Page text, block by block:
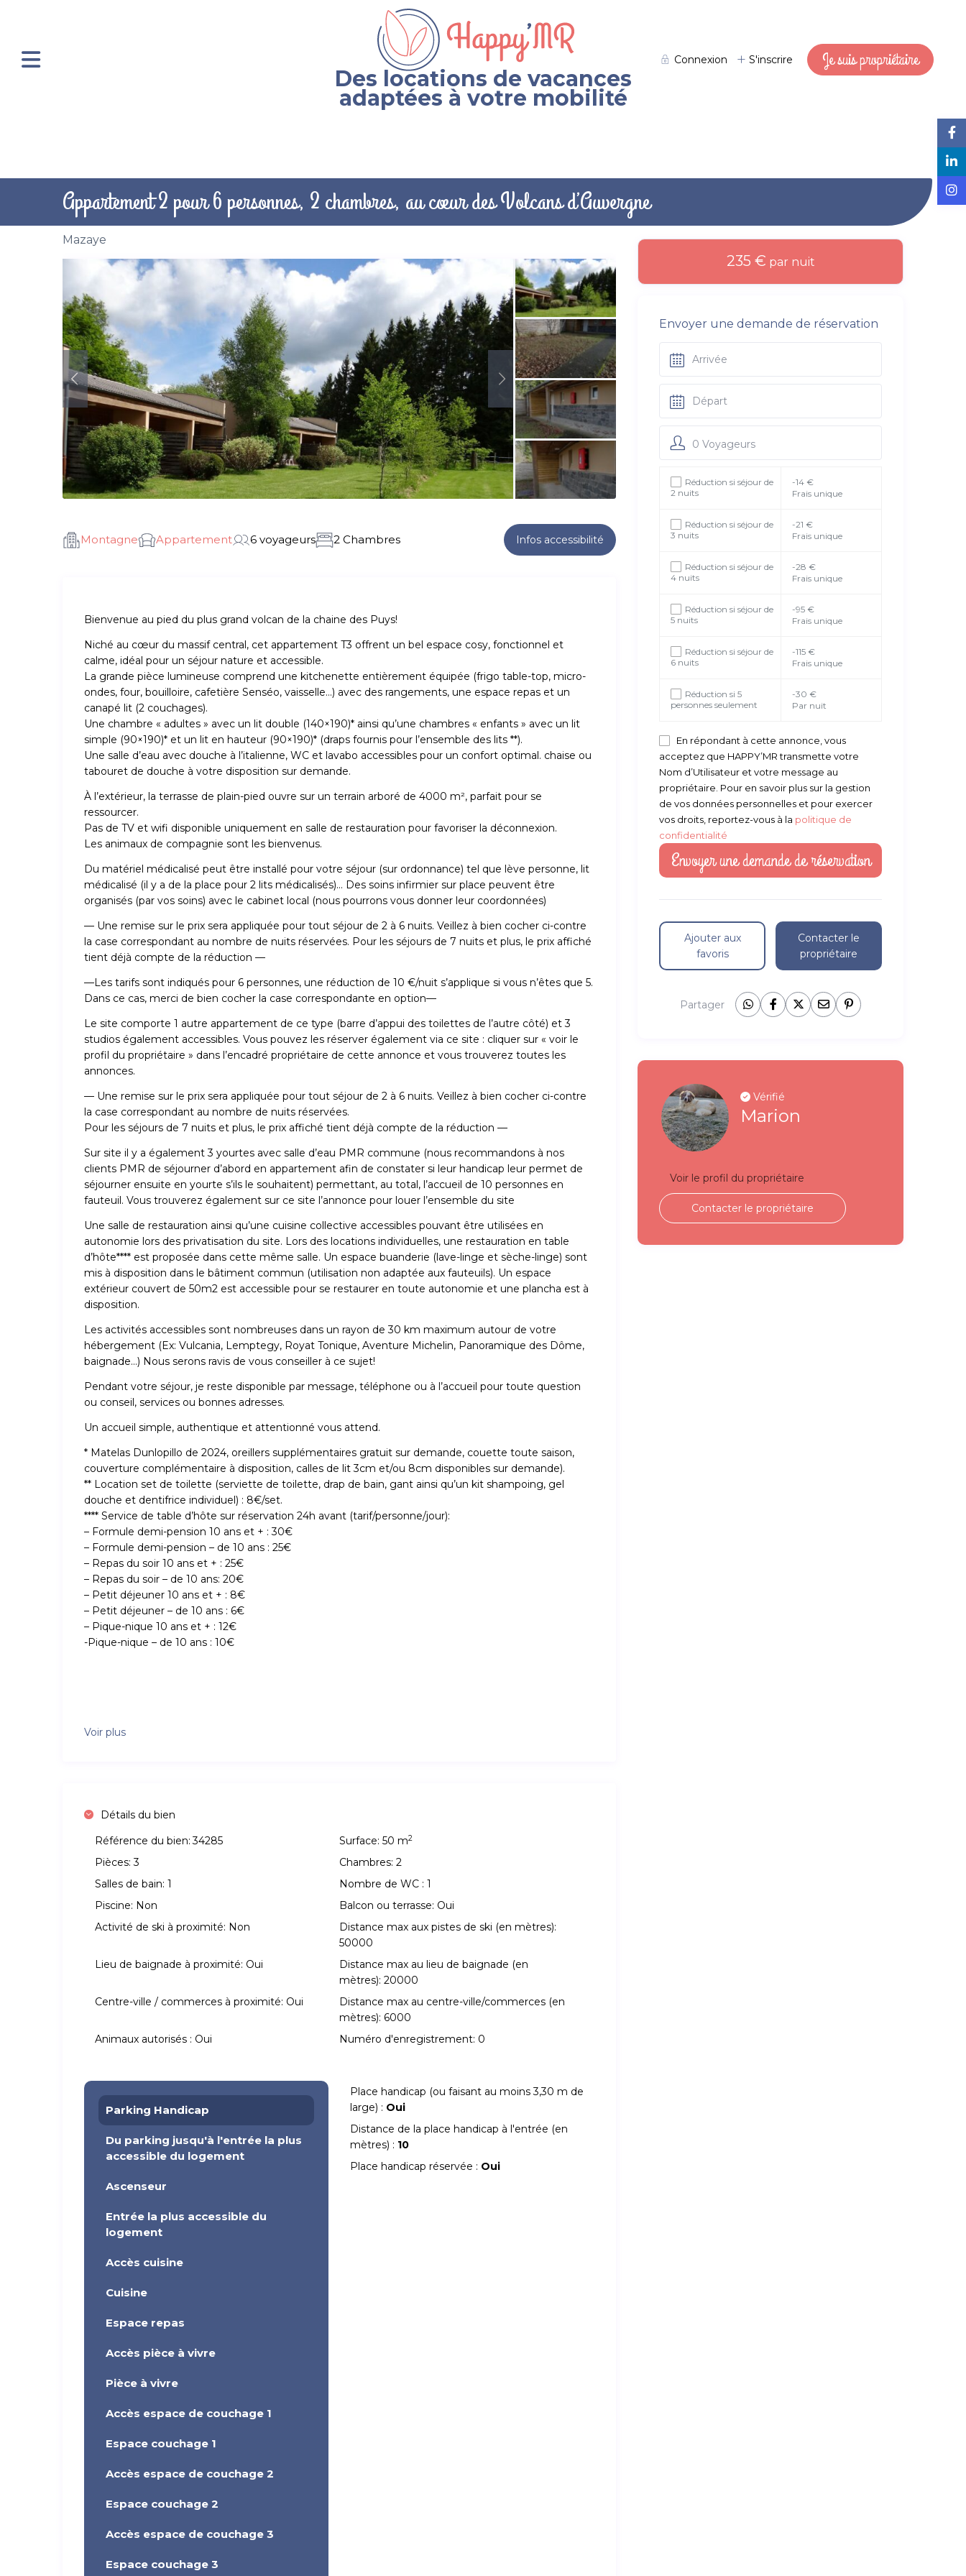
Des locations de vacances
adaptées à votre mobilité
Connexion S'inscrire Je suis propriétaire
Appartement 2 pour 6 personnes, 2 chambres, au cœur des Volcans d’Auvergne
Mazaye
Montagne Appartement 6 voyageurs 2 Chambres Infos accessibilité
Bienvenue au pied du plus grand volcan de la chaine des Puys!
Niché au cœur du massif central, cet appartement T3 offrent un bel espace cosy, fonctionnel et
calme, idéal pour un séjour nature et accessible.
La grande pièce lumineuse comprend une kitchenette entièrement équipée (frigo table-top, micro-
ondes, four, bouilloire, cafetière Senséo, vaisselle…) avec des rangements, une espace repas et un
canapé lit (2 couchages).
Une chambre « adultes » avec un lit double (140×190)* ainsi qu’une chambres « enfants » avec un lit
simple (90×190)* et un lit en hauteur (90×190)* (draps fournis pour l’ensemble des lits **).
Une salle d’eau avec douche à l’italienne, WC et lavabo accessibles pour un confort optimal. chaise ou
tabouret de douche à votre disposition sur demande.
À l’extérieur, la terrasse de plain-pied ouvre sur un terrain arboré de 4000 m², parfait pour se
ressourcer.
Pas de TV et wifi disponible uniquement en salle de restauration pour favoriser la déconnexion.
Les animaux de compagnie sont les bienvenus.
Du matériel médicalisé peut être installé pour votre séjour (sur ordonnance) tel que lève personne, lit
médicalisé (il y a de la place pour 2 lits médicalisés)… Des soins infirmier sur place peuvent être
organisés (par vos soins) avec le cabinet local (nous pourrons vous donner leur coordonnées)
— Une remise sur le prix sera appliquée pour tout séjour de 2 à 6 nuits. Veillez à bien cocher ci-contre
la case correspondant au nombre de nuits réservées. Pour les séjours de 7 nuits et plus, le prix affiché
tient déjà compte de la réduction —
—Les tarifs sont indiqués pour 6 personnes, une réduction de 10 €/nuit s’applique si vous n’êtes que 5.
Dans ce cas, merci de bien cocher la case correspondante en option—
Le site comporte 1 autre appartement de ce type (barre d’appui des toilettes de l’autre côté) et 3
studios également accessibles. Vous pouvez les réserver également via ce site : cliquer sur « voir le
profil du propriétaire » dans l’encadré propriétaire de cette annonce et vous trouverez toutes les
annonces.
— Une remise sur le prix sera appliquée pour tout séjour de 2 à 6 nuits. Veillez à bien cocher ci-contre
la case correspondant au nombre de nuits réservées.
Pour les séjours de 7 nuits et plus, le prix affiché tient déjà compte de la réduction —
Sur site il y a également 3 yourtes avec salle d’eau PMR commune (nous recommandons à nos
clients PMR de séjourner d’abord en appartement afin de constater si leur handicap leur permet de
séjourner ensuite en yourte s’ils le souhaitent) permettant, au total, l’accueil de 10 personnes en
fauteuil. Vous trouverez également sur ce site l’annonce pour louer l’ensemble du site
Une salle de restauration ainsi qu’une cuisine collective accessibles pouvant être utilisées en
autonomie lors des privatisation du site. Lors des locations individuelles, une restauration en table
d’hôte**** est proposée dans cette même salle. Un espace buanderie (lave-linge et sèche-linge) sont
mis à disposition dans le bâtiment commun (utilisation non adaptée aux fauteuils). Un espace
extérieur couvert de 50m2 est accessible pour se restaurer en toute autonomie et une plancha est à
disposition.
Les activités accessibles sont nombreuses dans un rayon de 30 km maximum autour de votre
hébergement (Ex: Vulcania, Lemptegy, Royat Tonique, Aventure Michelin, Panoramique des Dôme,
baignade…) Nous serons ravis de vous conseiller à ce sujet!
Pendant votre séjour, je reste disponible par message, téléphone ou à l’accueil pour toute question
ou conseil, services ou bonnes adresses.
Un accueil simple, authentique et attentionné vous attend.
* Matelas Dunlopillo de 2024, oreillers supplémentaires gratuit sur demande, couette toute saison,
couverture complémentaire à disposition, calles de lit 3cm et/ou 8cm disponibles sur demande).
** Location set de toilette (serviette de toilette, drap de bain, gant ainsi qu’un kit shampoing, gel
douche et dentifrice individuel) : 8€/set.
**** Service de table d’hôte sur réservation 24h avant (tarif/personne/jour):
– Formule demi-pension 10 ans et + : 30€
– Formule demi-pension – de 10 ans : 25€
– Repas du soir 10 ans et + : 25€
– Repas du soir – de 10 ans: 20€
– Petit déjeuner 10 ans et + : 8€
– Petit déjeuner – de 10 ans : 6€
– Pique-nique 10 ans et + : 12€
-Pique-nique – de 10 ans : 10€
Voir plus
Détails du bien
Référence du bien: 34285 Surface: 50 m2
Pièces: 3 Chambres: 2
Salles de bain: 1 Nombre de WC : 1
Piscine: Non Balcon ou terrasse: Oui
Activité de ski à proximité: Non
Distance max aux pistes de ski (en mètres):
50000
Lieu de baignade à proximité: Oui
Distance max au lieu de baignade (en
mètres): 20000
Centre-ville / commerces à proximité: Oui
Distance max au centre-ville/commerces (en
mètres): 6000
Animaux autorisés : Oui Numéro d'enregistrement: 0
Parking Handicap
Du parking jusqu'à l'entrée la plus
accessible du logement
Ascenseur
Entrée la plus accessible du
logement
Accès cuisine
Cuisine
Espace repas
Accès pièce à vivre
Pièce à vivre
Accès espace de couchage 1
Espace couchage 1
Accès espace de couchage 2
Espace couchage 2
Accès espace de couchage 3
Espace couchage 3
Place handicap (ou faisant au moins 3,30 m de
large) : Oui
Distance de la place handicap à l'entrée (en
mètres) : 10
Place handicap réservée : Oui
235 € par nuit
Envoyer une demande de réservation
0 Voyageurs
Réduction si séjour de
2 nuits
-14 €
Frais unique
Réduction si séjour de
3 nuits
-21 €
Frais unique
Réduction si séjour de
4 nuits
-28 €
Frais unique
Réduction si séjour de
5 nuits
-95 €
Frais unique
Réduction si séjour de
6 nuits
-115 €
Frais unique
Réduction si 5
personnes seulement
-30 €
Par nuit
En répondant à cette annonce, vous
acceptez que HAPPY’MR transmette votre
Nom d’Utilisateur et votre message au
propriétaire. Pour en savoir plus sur la gestion
de vos données personnelles et pour exercer
vos droits, reportez-vous à la politique de
confidentialité
Ajouter aux
favoris
Contacter le
propriétaire
Partager
Vérifié
Marion
Voir le profil du propriétaire
Contacter le propriétaire